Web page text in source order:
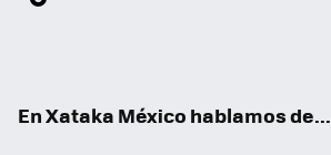
En Xataka México hablamos de...